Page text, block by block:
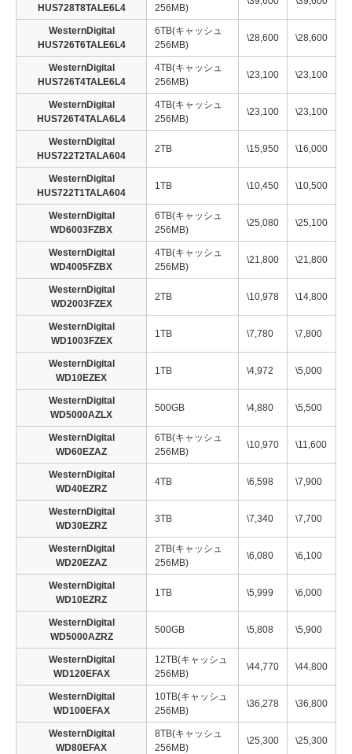
HUS728T8TALE6L4 256MB)
WesternDigital
HUS726T6TALE6L4
6TB(キャッシュ
256MB)
\28,600 \28,600
WesternDigital
HUS726T4TALE6L4
4TB(キャッシュ
256MB)
\23,100 \23,100
WesternDigital
HUS726T4TALA6L4
4TB(キャッシュ
256MB)
\23,100 \23,100
WesternDigital
HUS722T2TALA604
2TB \15,950 \16,000
WesternDigital
HUS722T1TALA604
1TB \10,450 \10,500
WesternDigital
WD6003FZBX
6TB(キャッシュ
256MB)
\25,080 \25,100
WesternDigital
WD4005FZBX
4TB(キャッシュ
256MB)
\21,800 \21,800
WesternDigital
WD2003FZEX
2TB \10,978 \14,800
WesternDigital
WD1003FZEX
1TB \7,780 \7,800
WesternDigital
WD10EZEX
1TB \4,972 \5,000
WesternDigital
WD5000AZLX
500GB \4,880 \5,500
WesternDigital
WD60EZAZ
6TB(キャッシュ
256MB)
\10,970 \11,600
WesternDigital
WD40EZRZ
4TB \6,598 \7,900
WesternDigital
WD30EZRZ
3TB \7,340 \7,700
WesternDigital
WD20EZAZ
2TB(キャッシュ
256MB)
\6,080 \6,100
WesternDigital
WD10EZRZ
1TB \5,999 \6,000
WesternDigital
WD5000AZRZ
500GB \5,808 \5,900
WesternDigital
WD120EFAX
12TB(キャッシュ
256MB)
\44,770 \44,800
WesternDigital
WD100EFAX
10TB(キャッシュ
256MB)
\36,278 \36,800
WesternDigital
WD80EFAX
8TB(キャッシュ
256MB)
\25,300 \25,300